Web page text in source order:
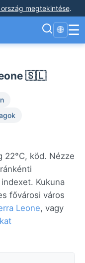
ország megtekintése.
🌐 ☰
🇸🇱
22°C, köd. Nézze
Kukuna
fővárosi város
Leone, vagy